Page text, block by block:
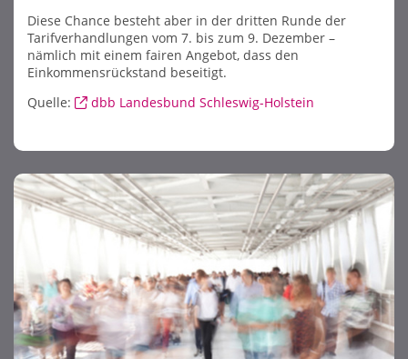
Diese Chance besteht aber in der dritten Runde der
Tarifverhandlungen vom 7. bis zum 9. Dezember –
nämlich mit einem fairen Angebot, dass den
Einkommensrückstand beseitigt.
Quelle:
dbb Landesbund Schleswig-Holstein